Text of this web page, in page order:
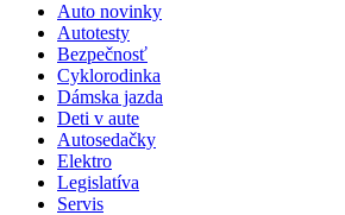
Auto novinky
Autotesty
Bezpečnosť
Cyklorodinka
Dámska jazda
Deti v aute
Autosedačky
Elektro
Legislatíva
Servis